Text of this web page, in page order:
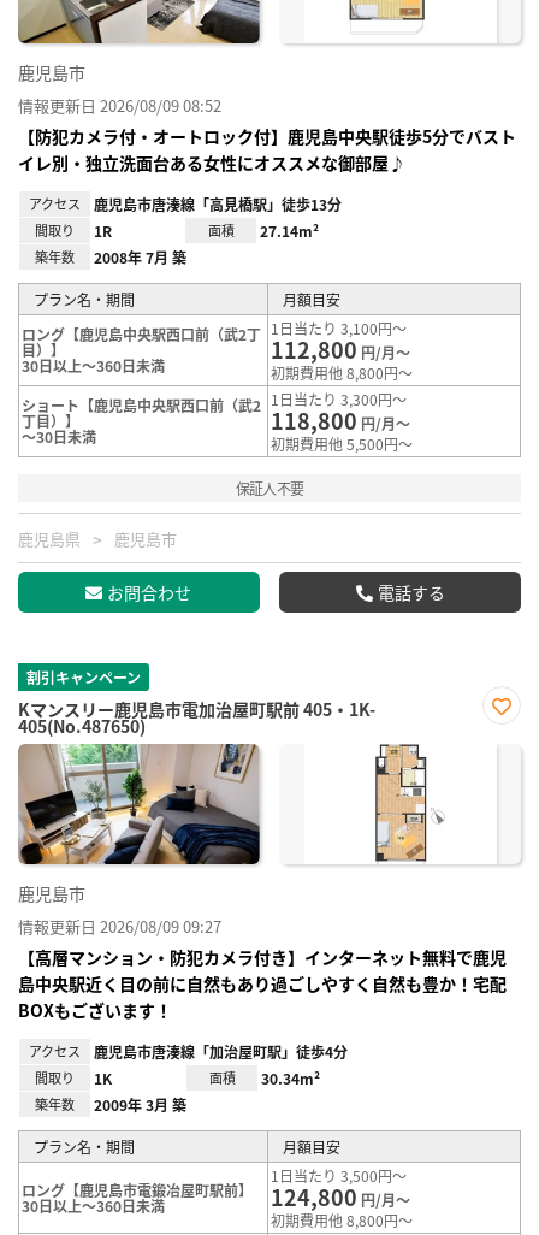
鹿児島市
情報更新日 2026/08/09 08:52
【防犯カメラ付・オートロック付】鹿児島中央駅徒歩5分でバスト
イレ別・独立洗面台ある女性にオススメな御部屋♪
アクセス 鹿児島市唐湊線「高見橋駅」徒歩13分
間取り 1R 面積 27.14m²
築年数 2008年 7月 築
プラン名・期間
月額目安
ロング【鹿児島中央駅西口前（武2丁
目）】
30日以上～360日未満
1日当たり 3,100円～
112,800 円/月～
初期費用他 8,800円～
ショート【鹿児島中央駅西口前（武2
丁目）】
～30日未満
1日当たり 3,300円～
118,800 円/月～
初期費用他 5,500円～
保証人不要
鹿児島県 鹿児島市
お問合わせ 電話する
割引キャンペーン
Kマンスリー鹿児島市電加治屋町駅前 405・1K-
405(No.487650)
に入
鹿児島市
情報更新日 2026/08/09 09:27
【高層マンション・防犯カメラ付き】インターネット無料で鹿児
島中央駅近く目の前に自然もあり過ごしやすく自然も豊か！宅配
BOXもございます！
アクセス 鹿児島市唐湊線「加治屋町駅」徒歩4分
間取り 1K 面積 30.34m²
築年数 2009年 3月 築
プラン名・期間 月額目安
ロング【鹿児島市電鍛冶屋町駅前】
30日以上～360日未満
1日当たり 3,500円～
124,800 円/月～
初期費用他 8,800円～